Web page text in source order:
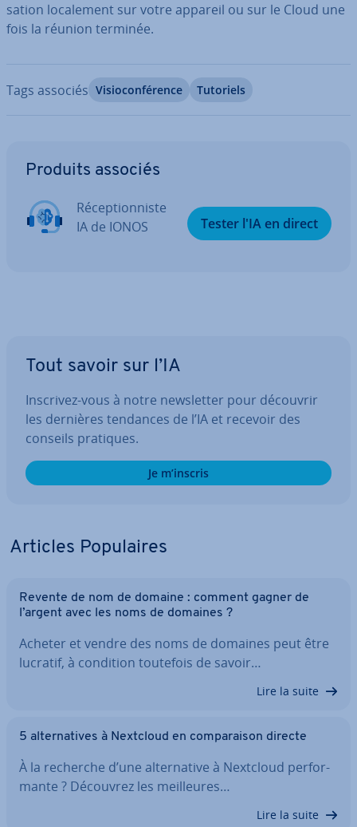
sa­tion lo­ca­le­ment sur votre appareil ou sur le Cloud une
fois la réunion terminée.
Tags associés Vi­sio­con­fé­rence Tutoriels
Produits associés
Ré­cep­tion­niste
IA de IONOS
Tester l'IA en direct
Tout savoir sur l’IA
Inscrivez-vous à notre news­let­ter pour découvrir
les dernières tendances de l’IA et recevoir des
conseils pratiques.
Je m’inscris
Articles Po­pu­laires
Revente de nom de domaine : comment gagner de
l’argent avec les noms de domaines ?
Acheter et vendre des noms de domaines peut être
lucratif, à condition toutefois de savoir…
Lire la suite
5 al­ter­na­tives à Nextcloud en com­pa­rai­son directe
À la recherche d’une al­ter­na­tive à Nextcloud per­for­
mante ? Découvrez les meil­leures…
Lire la suite